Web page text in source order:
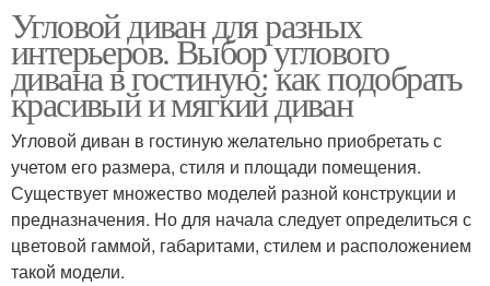
Угловой диван для разных
интерьеров. Выбор углового
дивана в гостиную: как подобрать
красивый и мягкий диван
Угловой диван в гостиную желательно приобретать с
учетом его размера, стиля и площади помещения.
Существует множество моделей разной конструкции и
предназначения. Но для начала следует определиться с
цветовой гаммой, габаритами, стилем и расположением
такой модели.